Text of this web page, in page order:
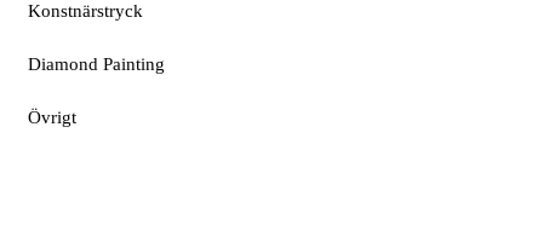
Konstnärstryck
Diamond Painting
Övrigt